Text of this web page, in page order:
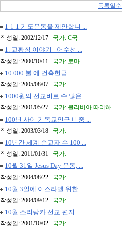
등록일순
1-1-1 기도운동을 제안합니 ...
작성일: 2002/12/17 국가: C국
1. 교황청 이야기 - 어수선 ...
작성일: 2000/10/11 국가: 로마
10.000 불 에 건축헌금
작성일: 2005/08/07 국가:
1000원의 선교비로 수 많은 ...
작성일: 2001/05/27 국가: 볼리비아 따리하 ...
100년 사이 기독교인구 비중 ...
작성일: 2003/03/18 국가:
10년간 세계 순교자 수 100 ...
작성일: 2011/01/31 국가:
10월 31일 Jesus Day 운동, ...
작성일: 2004/08/22 국가:
10월 3일에 이스라엘 위한 ...
작성일: 2004/09/12 국가:
10월 스리랑카 선교 편지
작성일: 2001/10/02 국가: